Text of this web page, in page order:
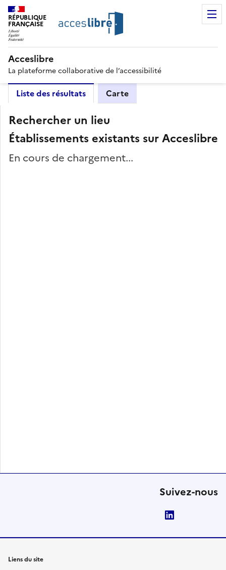
RÉPUBLIQUE
FRANÇAISE
Acceslibre
La plateforme collaborative de l’accessibilité
Liste des résultats Carte
Rechercher un lieu
Établissements existants sur Acceslibre
En cours de chargement...
Suivez-nous
Liens du site